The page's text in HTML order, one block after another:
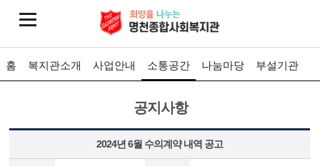
홈 복지관소개 사업안내 소통공간 나눔마당 부설기관
공지사항
2024년 6월 수의계약 내역 공고